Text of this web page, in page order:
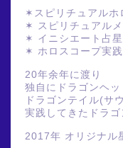
✶スピリチュアルホ
✶ スピリチュアル
✶ イニシエート占
✶ ホロスコープ実
20年余年に渡り
独自にドラゴンヘ
ドラゴンテイル(サ
実践してきたドラ
2017年 オリジナル